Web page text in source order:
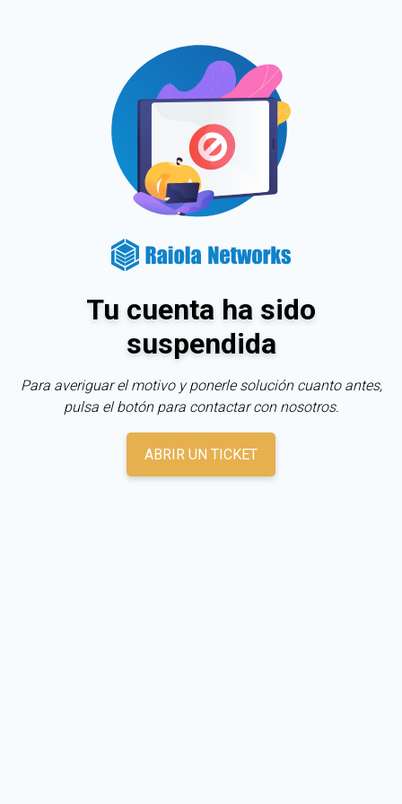
Tu cuenta ha sido
suspendida
Para averiguar el motivo y ponerle solución cuanto antes,
pulsa el botón para contactar con nosotros.
ABRIR UN TICKET